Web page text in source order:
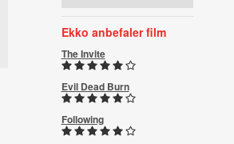
Ekko anbefaler film
The Invite
Evil Dead Burn
Following